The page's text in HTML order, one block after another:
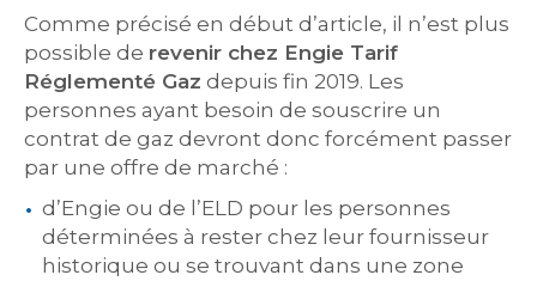
Comme précisé en début d’article, il n’est plus
possible de revenir chez Engie Tarif
Réglementé Gaz depuis fin 2019. Les
personnes ayant besoin de souscrire un
contrat de gaz devront donc forcément passer
par une offre de marché :
d’Engie ou de l’ELD pour les personnes
déterminées à rester chez leur fournisseur
historique ou se trouvant dans une zone